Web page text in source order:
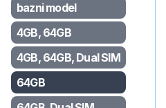
bazni model
4GB, 64GB
4GB, 64GB, Dual SIM
64GB